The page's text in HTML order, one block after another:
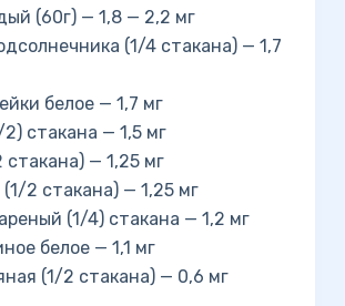
(60г) — 1,8 — 2,2 мг
(1/4 стакана) — 1,7
белое — 1,7 мг
стакана — 1,5 мг
стакана) — 1,25 мг
2 стакана) — 1,25 мг
(1/4) стакана — 1,2 мг
белое — 1,1 мг
(1/2 стакана) — 0,6 мг